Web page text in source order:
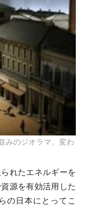
みのジオラマ。変わ
れたエネルギーを
源を有効活用した
の日本にとってこ